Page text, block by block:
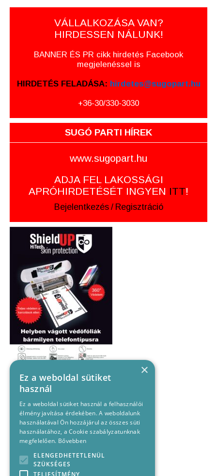
VÁLLALKOZÁSA VAN?
HIRDESSEN NÁLUNK!
BANNER ÉS PR cikk hirdetés Facebook
megjelenéssel is
HIRDETÉS FELADÁSA: hirdetes@sugopart.hu
+36-30/330-3030
SUGÓ PARTI HÍREK
www.sugopart.hu
ADJA FEL LAKOSSÁGI
APRÓHIRDETÉSÉT INGYEN ITT!
Bejelentkezés / Regisztráció
×
Ez a weboldal sütiket
használ
Ez a weboldal sütiket használ a felhasználói
élmény javítása érdekében. A weboldalunk
használatával Ön hozzájárul az összes süti
használatához, a Cookie szabályzatunknak
megfelelően. Bővebben
ELENGEDHETETLENÜL
SZÜKSÉGES
TELJESÍTMÉNY